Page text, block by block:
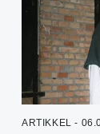
ARTIKKEL -